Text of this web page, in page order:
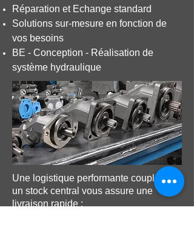
Réparation et Echange standard
Solutions sur-mesure en fonction de
vos besoins
BE - Conception - Réalisation de
système hydraulique
Une logistique performante couplée à
un stock central vous assure une
livraison rapide :